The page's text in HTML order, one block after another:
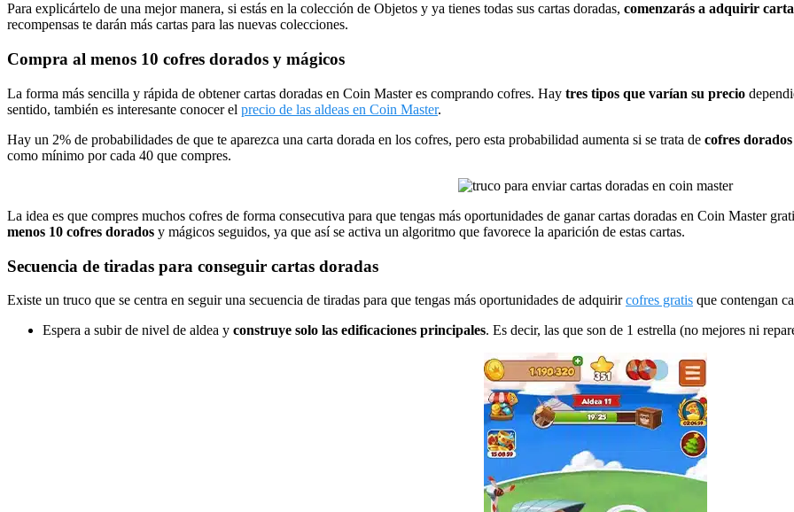
Para explicártelo de una mejor manera, si estás en la colección de Objetos y ya tienes todas sus cartas doradas, comenzarás a adquirir
recompensas te darán más cartas para las nuevas colecciones.
Compra al menos 10 cofres dorados y mágicos
La forma más sencilla y rápida de obtener cartas doradas en Coin Master es comprando cofres. Hay tres tipos que varían su precio
sentido, también es interesante conocer el precio de las aldeas en Coin Master.
Hay un 2% de probabilidades de que te aparezca una carta dorada en los cofres, pero esta probabilidad aumenta si se trata de cofres
como mínimo por cada 40 que compres.
La idea es que compres muchos cofres de forma consecutiva para que tengas más oportunidades de ganar cartas doradas en Coin Master
menos 10 cofres dorados y mágicos seguidos, ya que así se activa un algoritmo que favorece la aparición de estas cartas.
Secuencia de tiradas para conseguir cartas doradas
Existe un truco que se centra en seguir una secuencia de tiradas para que tengas más oportunidades de adquirircofres gratis que contengan
Espera a subir de nivel de aldea y construye solo las edificaciones principales. Es decir, las que son de 1 estrella (no mejores ni